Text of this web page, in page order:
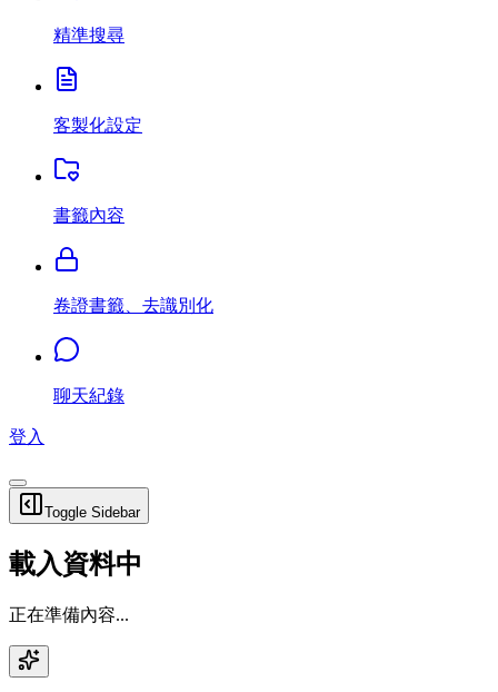
精準搜尋
客製化設定
書籤內容
卷證書籤、去識別化
聊天紀錄
登入
Toggle Sidebar
載入資料中
正在準備內容...